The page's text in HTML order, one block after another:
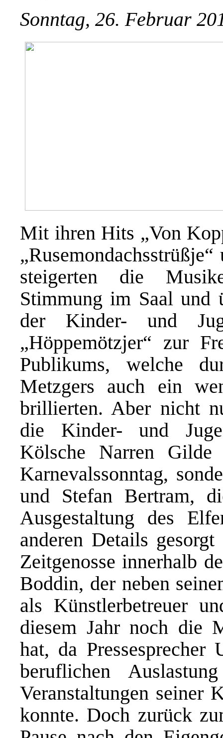
Sonntag, 26. Februar
Mit ihren Hits „Von
steigerten die
Stimmung im Saal und
der Kinder- und
„Höppemötzjer“ zur
Publikums, welche
Metzgers auch ein
brillierten. Aber nicht
die Kinder- und
Kölsche Narren
Karnevalssonntag,
und Stefan Bertram,
Ausgestaltung des
anderen Details
Zeitgenosse innerhalb
Boddin, der neben
als Künstlerbetreuer
diesem Jahr noch die
hat, da Pressesprecher
beruflichen
Veranstaltungen seiner
konnte. Doch zurück